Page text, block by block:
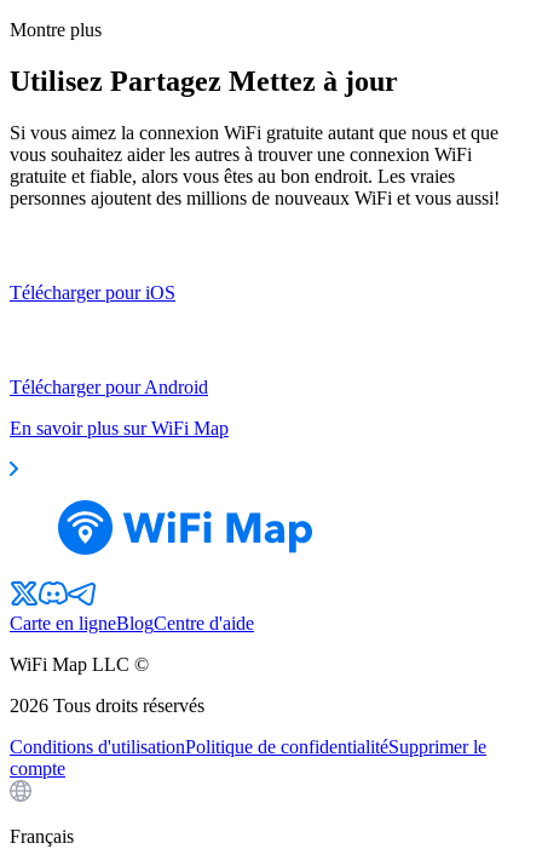
Montre plus
Utilisez Partagez Mettez à jour
Si vous aimez la connexion WiFi gratuite autant que nous et que
vous souhaitez aider les autres à trouver une connexion WiFi
gratuite et fiable, alors vous êtes au bon endroit. Les vraies
personnes ajoutent des millions de nouveaux WiFi et vous aussi!
Télécharger pour iOS
Télécharger pour Android
En savoir plus sur WiFi Map
Carte en ligneBlogCentre d'aide
WiFi Map LLC ©
2026 Tous droits réservés
Conditions d'utilisationPolitique de confidentialitéSupprimer le
compte
Français